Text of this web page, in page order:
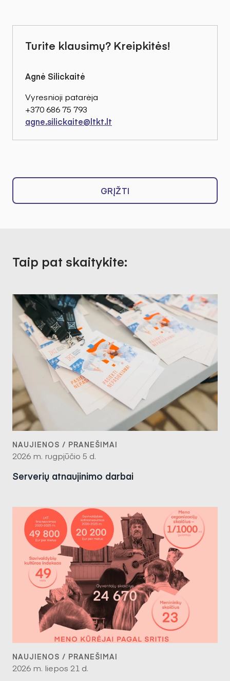
Turite klausimų? Kreipkitės!
Agnė Silickaitė
Vyresnioji patarėja
+370 686 75 793
agne.silickaite@ltkt.lt
GRĮŽTI
Taip pat skaitykite:
NAUJIENOS / PRANEŠIMAI
2026 m. rugpjūčio 5 d.
Serverių atnaujinimo darbai
NAUJIENOS / PRANEŠIMAI
2026 m. liepos 21 d.